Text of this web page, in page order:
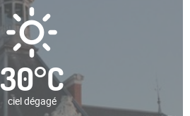
30°C
ciel dégagé